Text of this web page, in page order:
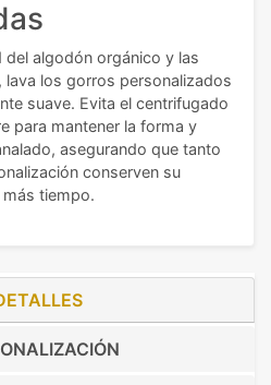
del algodón orgánico y las
lava los gorros personalizados
suave. Evita el centrifugado
para mantener la forma y
asegurando que tanto
conserven su
tiempo.